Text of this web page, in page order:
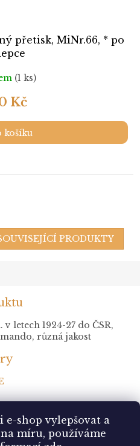
e-shop vylepšovat a
míru, používáme
přetisk, MiNr.66, * po
(1 ks)
Kč
košíku
PRODUKTY
letech 1924-27 do ČSR,
různá jakost